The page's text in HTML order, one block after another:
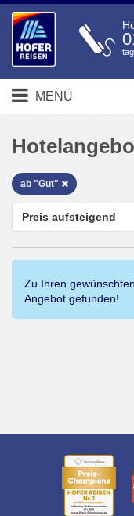
MENÜ
ab "Gut"
Preis aufsteigend
Zu Ihren
Angebot gefunden!